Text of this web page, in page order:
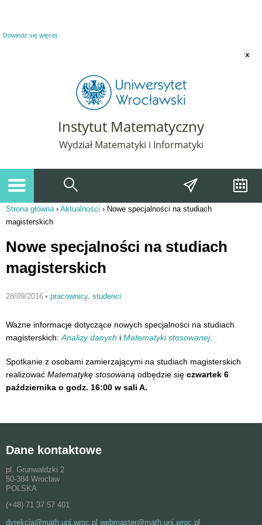
Dowiedz się więcej
x
Instytut Matematyczny
Wydział Matematyki i Informatyki
Jesteś tutaj
Strona główna› Aktualności › Nowe specjalności na studiach
magisterskich
Nowe specjalności na studiach
magisterskich
28/09/2016 • pracownicy, studenci
Ważne informacje dotyczące nowych specjalności na studiach
magisterskich: Analizy danych i Matematyki stosowanej.
Spotkanie z osobami zamierzającymi na studiach magisterskich
realizować Matematykę stosowaną odbędzie się czwartek 6
października o godz. 16:00 w sali A.
Dane kontaktowe
pl. Grunwaldzki 2
50-384 Wrocław
POLSKA
(+48) 71 37 57 401
dyrekcja@math.uni.wroc.pl webmaster@math.uni.wroc.pl